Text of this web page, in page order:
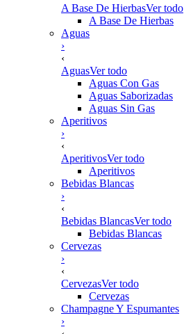
A Base De HierbasVer todo
A Base De Hierbas
Aguas
›
‹
AguasVer todo
Aguas Con Gas
Aguas Saborizadas
Aguas Sin Gas
Aperitivos
›
‹
AperitivosVer todo
Aperitivos
Bebidas Blancas
›
‹
Bebidas BlancasVer todo
Bebidas Blancas
Cervezas
›
‹
CervezasVer todo
Cervezas
Champagne Y Espumantes
›